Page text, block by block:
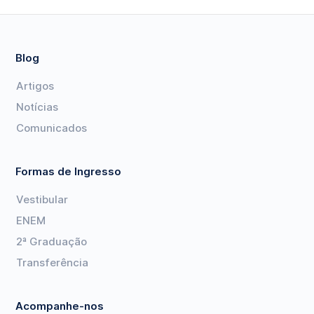
Blog
Artigos
Notícias
Comunicados
Formas de Ingresso
Vestibular
ENEM
2ª Graduação
Transferência
Acompanhe-nos